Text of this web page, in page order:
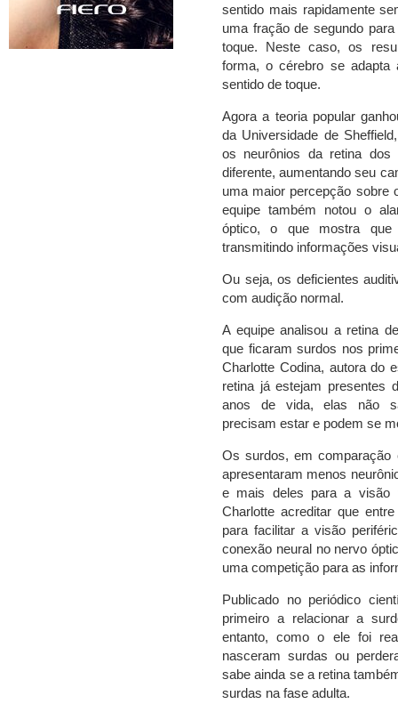
sentido mais rapidamente
uma fração de segundo
toque. Neste caso, os
forma, o cérebro se adapta
sentido de toque.
Agora a teoria popular
da Universidade de
os neurônios da retina
diferente, aumentando seu
uma maior percepção sobre
equipe também notou o
óptico, o que mostra
transmitindo informações
Ou seja, os deficientes
com audição normal.
A equipe analisou a retina
que ficaram surdos nos
Charlotte Codina, autora do
retina já estejam presentes
anos de vida, elas não
precisam estar e podem se
Os surdos, em comparação
apresentaram menos
e mais deles para a visão
Charlotte acreditar que
para facilitar a visão
conexão neural no nervo
uma competição para as
Publicado no periódico
primeiro a relacionar a
entanto, como o ele foi
nasceram surdas ou
sabe ainda se a retina
surdas na fase adulta.